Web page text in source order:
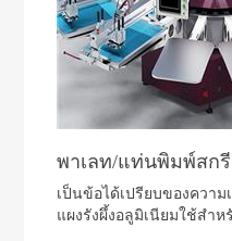
พาเลท/แท่นพิมพ์สก
เป็นข้อได้เปรียบของควา
แผงรังผึ้งอลูมิเนียมใช้สำ